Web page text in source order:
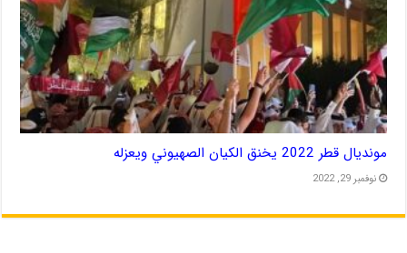
مونديال قطر 2022 يخنق الكيان الصهيوني ويعزله
نوفمبر 29, 2022